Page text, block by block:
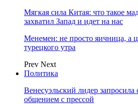
Мягкая сила Китая: что такое
захватил Запад и идет на нас
Менемен: не просто яичница, а
турецкого утра
Prev Next
Политика
Венесуэльский лидер
общением с прессой